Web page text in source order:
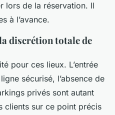
lors de la réservation. Il
à l’avance.
discrétion totale de
pour ces lieux. L’entrée
sécurisé, l’absence de
privés sont autant
clients sur ce point précis